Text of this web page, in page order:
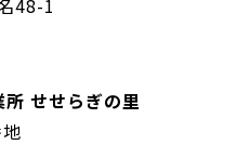
せせらぎの里